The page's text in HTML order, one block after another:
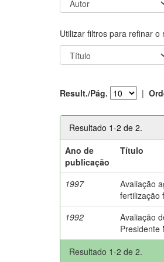
Utilizar filtros para refinar o
Result./Pág. |
Resultado 1-2 de 2.
Ano de
publicação
Título
1997
Avaliação
fertilização
1992
Avaliação
Presidente
Resultado 1-2 de 2.